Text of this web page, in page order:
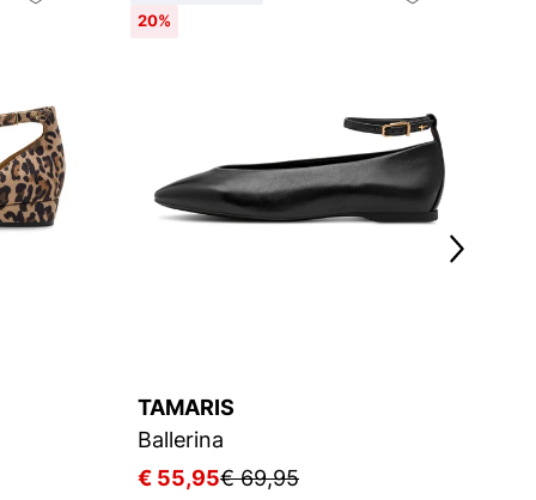
20%
TAMARIS
Ballerina
€ 55,95€ 69,95